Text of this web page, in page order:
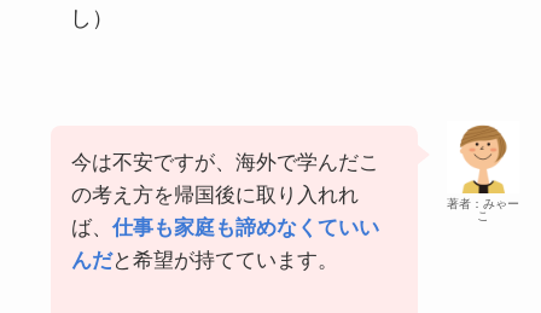
し）
著者：みゃー
こ
今は不安ですが、海外で学んだこ
の考え方を帰国後に取り入れれ
ば、 仕事も家庭も諦めなくていい
んだと希望が持てています。